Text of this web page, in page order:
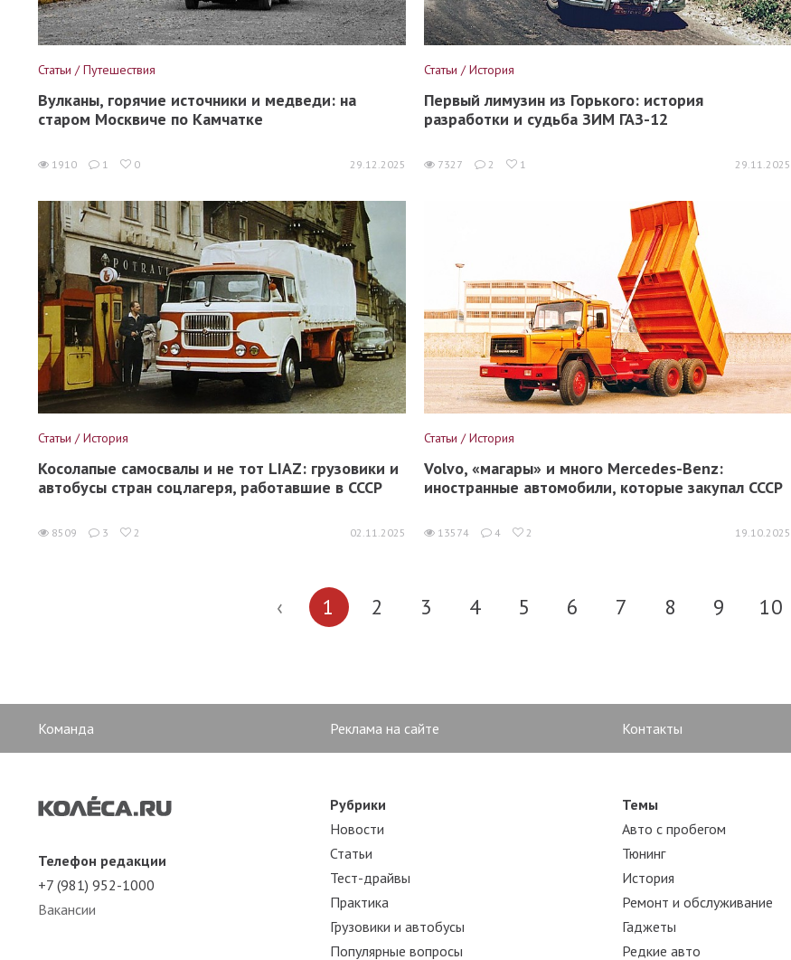
Статьи / Путешествия
Вулканы, горячие источники и медведи: на
старом Москвиче по Камчатке
1910 1 0 29.12.2025
Статьи / История
Первый лимузин из Горького: история
разработки и судьба ЗИМ ГАЗ-12
7327 2 1 29.11.2025
Статьи / История
Косолапые самосвалы и не тот LIAZ: грузовики и
автобусы стран соцлагеря, работавшие в СССР
8509 3 2 02.11.2025
Статьи / История
Volvo, «магары» и много Mercedes-Benz:
иностранные автомобили, которые закупал СССР
13574 4 2 19.10.2025
‹ 1 2 3 4 5 6 7 8 9 10
Команда Реклама на сайте Контакты
Телефон редакции
+7 (981) 952-1000
Вакансии
Рубрики
Новости
Статьи
Тест-драйвы
Практика
Грузовики и автобусы
Популярные вопросы
Темы
Авто с пробегом
Тюнинг
История
Ремонт и обслуживание
Гаджеты
Редкие авто